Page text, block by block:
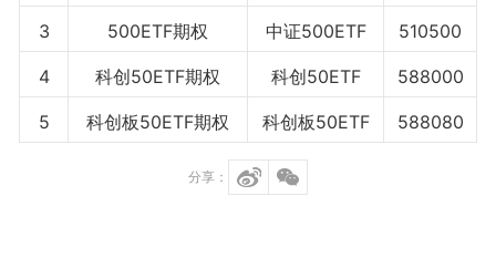
3 500ETF期权 中证500ETF 510500
4 科创50ETF期权 科创50ETF 588000
5 科创板50ETF期权 科创板50ETF 588080
分享：